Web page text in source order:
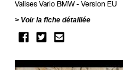
Valises Vario BMW
Version EU
Voir la fiche détaillée